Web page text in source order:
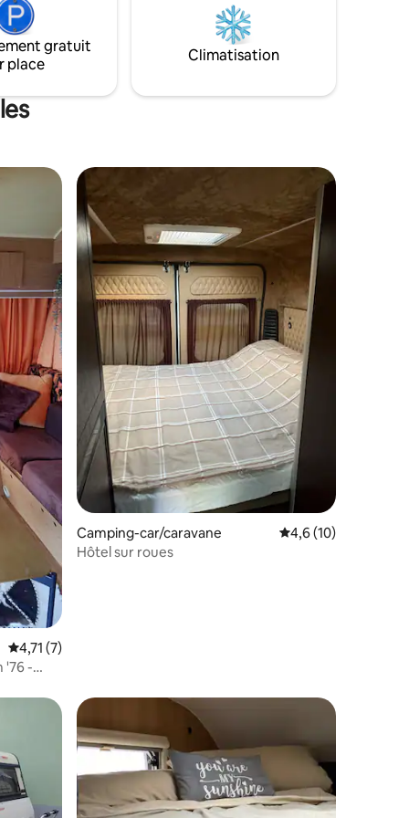
en
de
et
Jura souabe. Profitez d'une pause sous
les vieux arbres et, le soir, du coucher de
soleil sur la forêt. Nous sommes heureux
de donner des conseils d'excursion !
gratuit
place
Climatisation
Évaluation moyenne sur la base de 7 commentaires : 4,71 sur 5
4,71 (7)
'76 -
Camping-car/caravane Évaluation
4,6 (10)
Hôtel sur roues